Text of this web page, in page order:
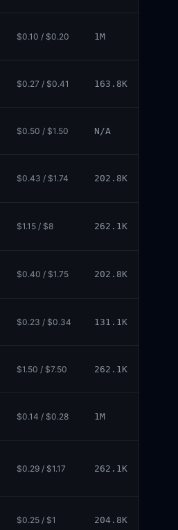
$0.10 / $0.20 1M
$0.27 / $0.41 163.8K
$0.50 / $1.50 N/A
$0.43 / $1.74 202.8K
$1.15 / $8 262.1K
$0.40 / $1.75 202.8K
$0.23 / $0.34 131.1K
$1.50 / $7.50 262.1K
$0.14 / $0.28 1M
$0.29 / $1.17 262.1K
$0.25 / $1 204.8K